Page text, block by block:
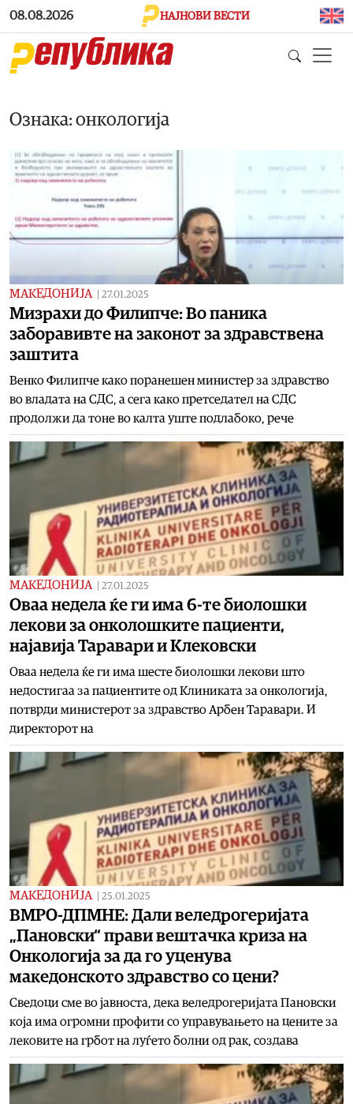
Skip to main content
08.08.2026 НАЈНОВИ ВЕСТИ
Ознака: онкологија
МАКЕДОНИЈА 27.01.2025
Мизрахи до Филипче: Во паника
заборавивте на законот за здравствена
заштита
Венко Филипче како поранешен министер за здравство
во владата на СДС, а сега како претседател на СДС
продолжи да тоне во калта уште подлабоко, рече
МАКЕДОНИЈА 27.01.2025
Оваа недела ќе ги има 6-те биолошки
лекови за онколошките пациенти,
најавија Таравари и Клековски
Оваа недела ќе ги има шесте биолошки лекови што
недостигаа за пациентите од Клиниката за онкологија,
потврди министерот за здравство Арбен Таравари. И
директорот на
МАКЕДОНИЈА 25.01.2025
ВМРО-ДПМНЕ: Дали веледрогеријата
„Пановски“ прави вештачка криза на
Онкологија за да го уценува
македонското здравство со цени?
Сведоци сме во јавноста, дека веледрогеријата Пановски
која има огромни профити со управувањето на цените за
лековите на грбот на луѓето болни од рак, создава